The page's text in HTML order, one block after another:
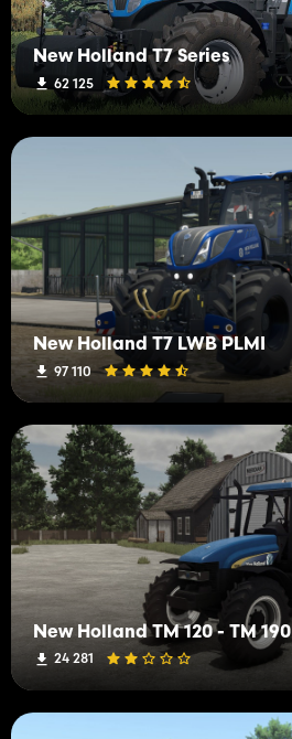
New Holland T7 Series
62 125
New Holland T7 LWB PLMI
97 110
New Holland TM 120 - TM 190
24 281